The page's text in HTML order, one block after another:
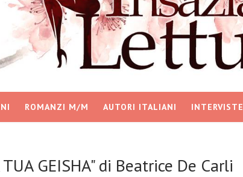
ROMANZI M/M AUTORI ITALIANI INTERVISTE
GEISHA" di Beatrice De Carli